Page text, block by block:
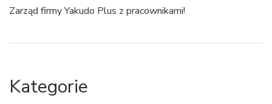
Zarząd firmy Yakudo Plus z pracownikami!
Kategorie